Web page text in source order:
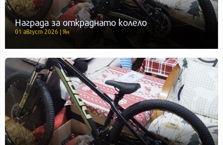
Награда за откраднато колело
01 август 2026 | Ян